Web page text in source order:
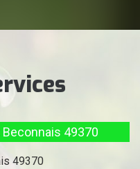
Beconnais 49370
49370